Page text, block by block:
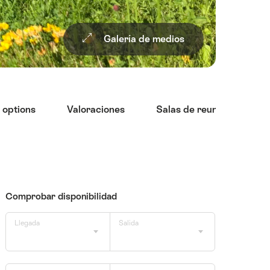
Galería de medios
options Valoraciones Salas de reuniones
sinopsis
Comprobar disponibilidad
Llegada
(Use the arrow buttons to select a date)
Salida
(Use the arrow buttons to